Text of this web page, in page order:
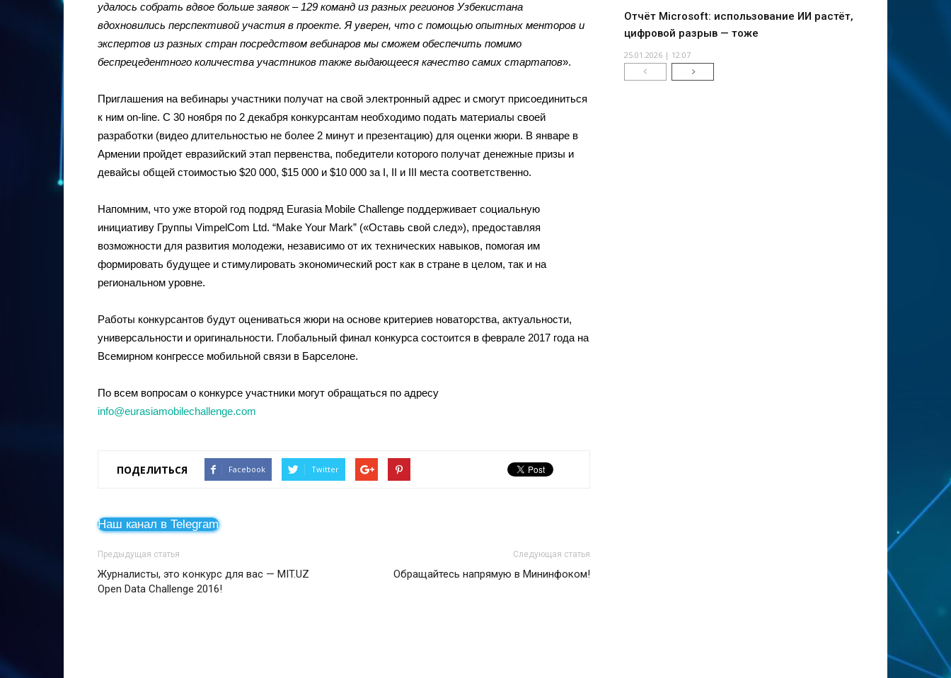
удалось собрать вдвое больше заявок – 129 команд из разных регионов Узбекистана
вдохновились перспективой участия в проекте. Я уверен, что с помощью опытных менторов и
экспертов из разных стран посредством вебинаров мы сможем обеспечить помимо
беспрецедентного количества участников также выдающееся качество самих стартапов».
Приглашения на вебинары участники получат на свой электронный адрес и смогут присоединиться
к ним on-line. С 30 ноября по 2 декабря конкурсантам необходимо подать материалы своей
разработки (видео длительностью не более 2 минут и презентацию) для оценки жюри. В январе в
Армении пройдет евразийский этап первенства, победители которого получат денежные призы и
девайсы общей стоимостью $20 000, $15 000 и $10 000 за I, II и III места соответственно.
Напомним, что уже второй год подряд Eurasia Mobile Challenge поддерживает социальную
инициативу Группы VimpelCom Ltd. “Make Your Mark” («Оставь свой след»), предоставляя
возможности для развития молодежи, независимо от их технических навыков, помогая им
формировать будущее и стимулировать экономический рост как в стране в целом, так и на
региональном уровне.
Работы конкурсантов будут оцениваться жюри на основе критериев новаторства, актуальности,
универсальности и оригинальности. Глобальный финал конкурса состоится в феврале 2017 года на
Всемирном конгрессе мобильной связи в Барселоне.
По всем вопросам о конкурсе участники могут обращаться по адресу
info@eurasiamobilechallenge.com
ПОДЕЛИТЬСЯ Facebook Twitter
Наш канал в Telegram
Предыдущая статья
Журналисты, это конкурс для вас — MIT.UZ
Open Data Challenge 2016!
Следующая статья
Обращайтесь напрямую в Мининфоком!
Отчёт Microsoft: использование ИИ растёт,
цифровой разрыв — тоже
25.01.2026 | 12:07